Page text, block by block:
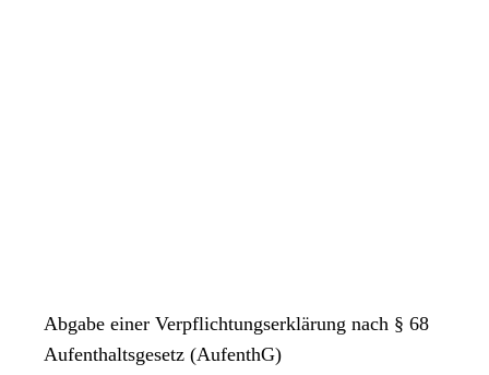
Abgabe einer Verpflichtungserklärung nach § 68
Aufenthaltsgesetz (AufenthG)